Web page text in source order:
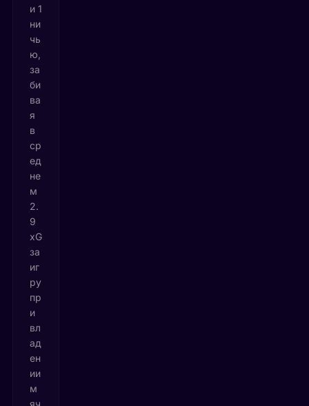
и 1
ни
чь
ю,
за
би
ва
я
в
ср
ед
не
м
2.
9
xG
за
иг
ру
пр
и
вл
ад
ен
ии
м
яч